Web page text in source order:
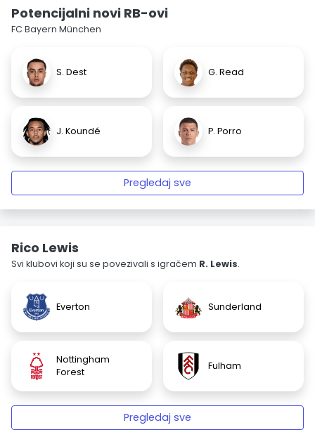
Potencijalni novi RB-ovi
FC Bayern München
S. Dest G. Read
J. Koundé P. Porro
Pregledaj sve
Rico Lewis
Svi klubovi koji su se povezivali s igračem R. Lewis.
Everton Sunderland
Nottingham
Forest
Fulham
Pregledaj sve